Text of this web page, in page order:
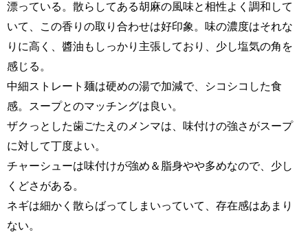
漂っている。散らしてある胡麻の風味と相性よく調和して
いて、この香りの取り合わせは好印象。味の濃度はそれな
りに高く、醬油もしっかり主張しており、少し塩気の角を
感じる。
中細ストレート麺は硬めの湯で加減で、シコシコした食
感。スープとのマッチングは良い。
ザクっとした歯ごたえのメンマは、味付けの強さがスープ
に対して丁度よい。
チャーシューは味付けが強め＆脂身やや多めなので、少し
くどさがある。
ネギは細かく散らばってしまいっていて、存在感はあまり
ない。